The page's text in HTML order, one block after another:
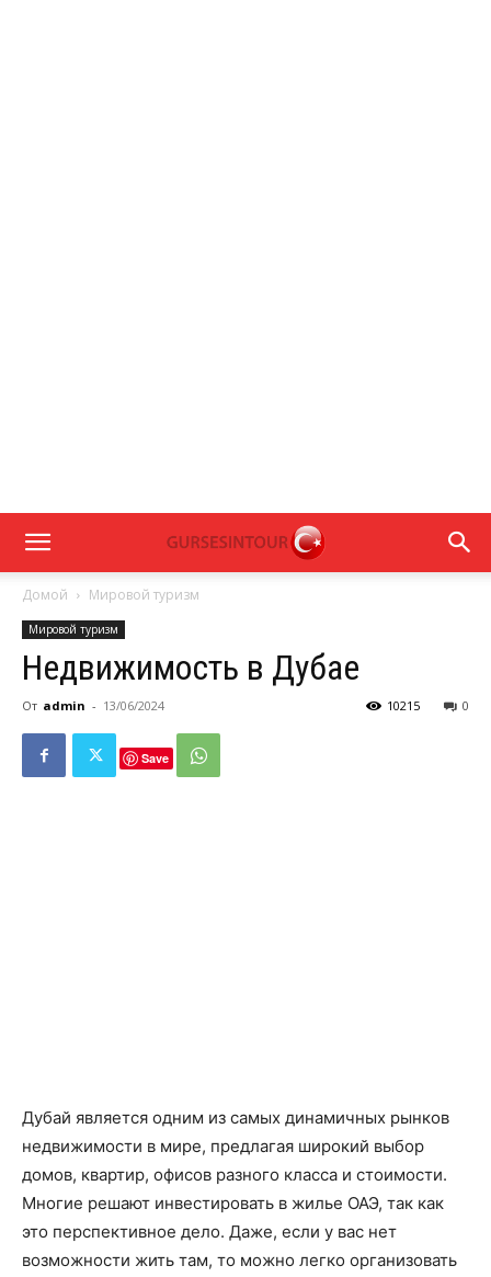
Домой Мировой туризм
Мировой туризм
Недвижимость в Дубае
От admin - 13/06/2024 0
10215
Save
Дубай является одним из самых динамичных рынков
недвижимости в мире, предлагая широкий выбор
домов, квартир, офисов разного класса и стоимости.
Многие решают инвестировать в жилье ОАЭ, так как
это перспективное дело. Даже, если у вас нет
возможности жить там, то можно легко организовать